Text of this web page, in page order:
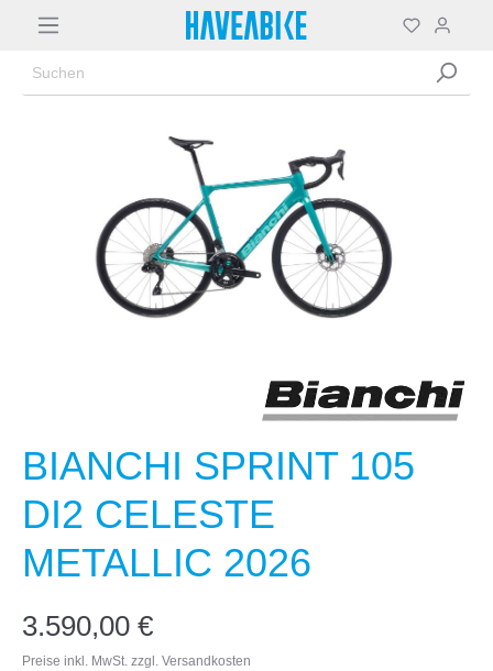
BIANCHI SPRINT 105
DI2 CELESTE
METALLIC 2026
3.590,00 €
Preise inkl. MwSt. zzgl. Versandkosten